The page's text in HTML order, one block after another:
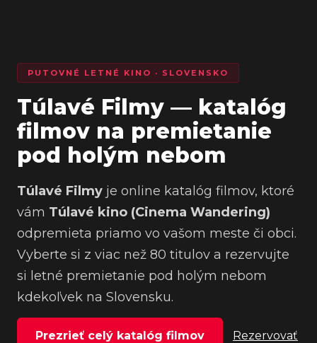
PUTOVNÉ LETNÉ KINO · SLOVENSKO
Túlavé Filmy — katalóg
filmov na premietanie
pod holým nebom
Túlavé Filmy je online katalóg filmov, ktoré
vám Túlavé kino (Cinema Wandering)
odpremieta priamo vo vašom meste či obci.
Vyberte si z viac než 80 titulov a rezervujte
si letné premietanie pod holým nebom
kdekoľvek na Slovensku.
Prezrieť celý katalóg filmov Rezervovať